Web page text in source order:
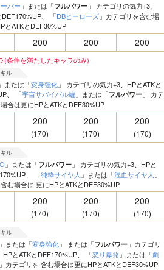
バー 」または「フルパワー 」 カテゴリの気力+3、
DEF170%UP、 「DBヒーローズ 」カテゴリを含む場
とATKとDEF30%UP
200 200 200
(条件を満たしたキャラのみ)
ル
」または「変身強化 」 カテゴリの気力+3、HPとATKと
、 「宇宙サバイバル編 」または「フルパワー 」 カテ
合は更にHPとATKとDEF30%UP
200
(170)
200
(170)
200
(170)
ル
」または「フルパワー 」 カテゴリの気力+3、HPと
、 「純粋サイヤ人 」または「混血サイヤ人 」
む場合は 更にHPとATKとDEF30%UP
200
(170)
200
(170)
200
(170)
ル
」または「変身強化 」 または「フルパワー 」カテゴリ
HPとATKとDEF170%UP、 「怒り爆発 」または「劇
」カテゴリを 含む場合は更にHPとATKとDEF30%UP